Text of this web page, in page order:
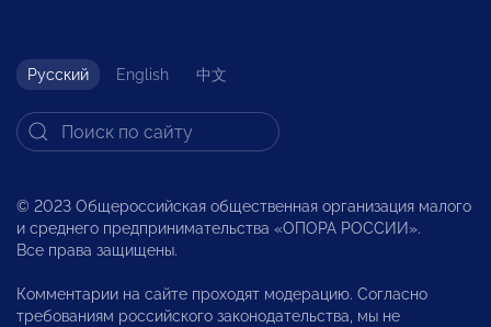
Русский English 中文
© 2023 Общероссийская общественная организация малого
и среднего предпринимательства «ОПОРА РОССИИ».
Все права защищены.
Комментарии на сайте проходят модерацию. Согласно
требованиям российского законодательства, мы не